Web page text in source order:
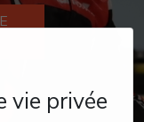
vie privée